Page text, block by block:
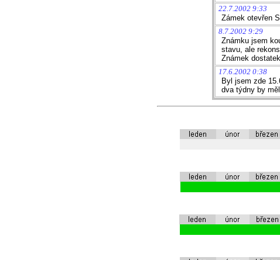
22.7.2002 9:33
Zámek otevřen
8.7.2002 9:29
Známku jsem
stavu, ale
Známek
17.6.2002 0:38
Byl jsem zde
dva týdny by